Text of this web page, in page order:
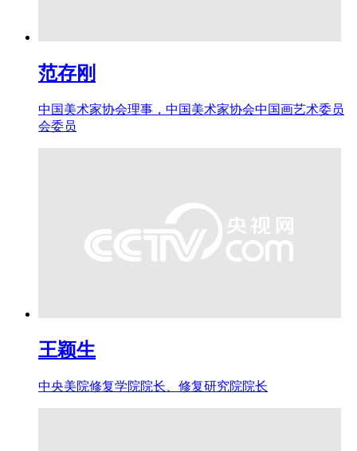
范存刚
中国美术家协会理事，中国美术家协会中国画艺术委员
会委员
王颖生
中央美院修复学院院长、修复研究院院长